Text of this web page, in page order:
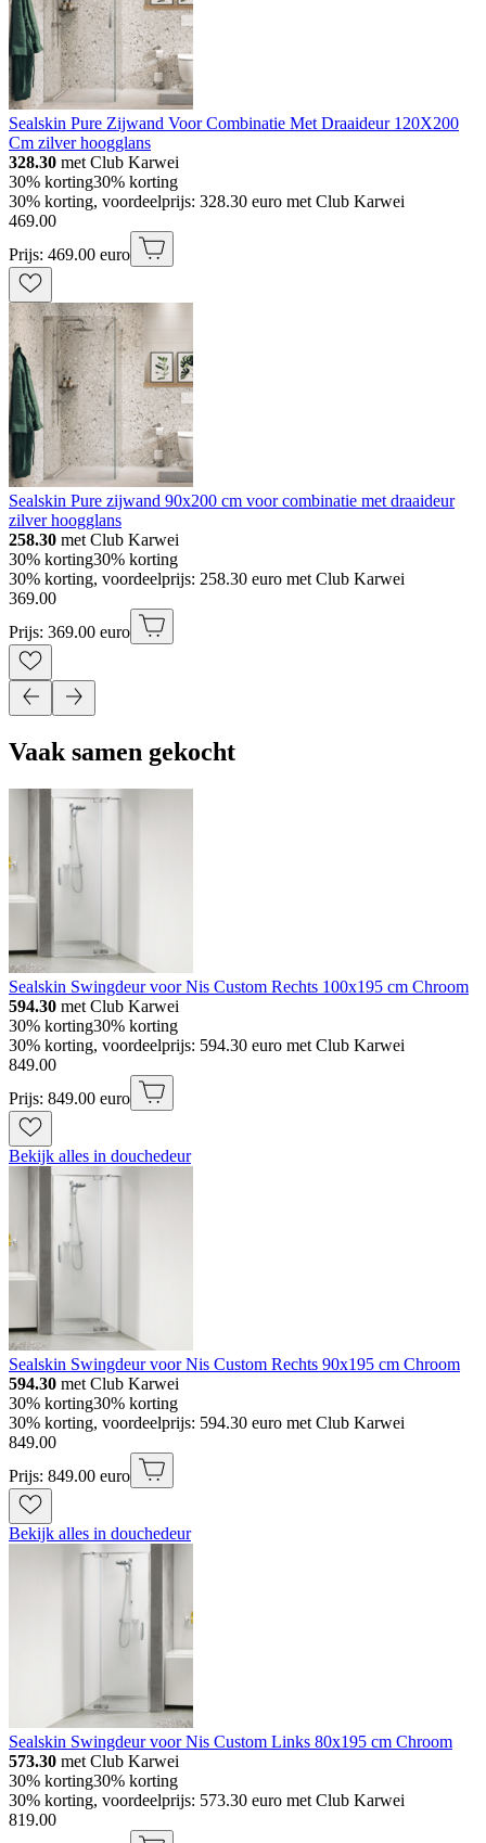
Sealskin Pure Zijwand Voor Combinatie Met Draaideur 120X200
Cm zilver hoogglans
328.30 met Club Karwei
30% korting30% korting
30% korting, voordeelprijs: 328.30 euro met Club Karwei
469.00
Prijs: 469.00 euro
Sealskin Pure zijwand 90x200 cm voor combinatie met draaideur
zilver hoogglans
258.30 met Club Karwei
30% korting30% korting
30% korting, voordeelprijs: 258.30 euro met Club Karwei
369.00
Prijs: 369.00 euro
Vaak samen gekocht
Sealskin Swingdeur voor Nis Custom Rechts 100x195 cm Chroom
594.30 met Club Karwei
30% korting30% korting
30% korting, voordeelprijs: 594.30 euro met Club Karwei
849.00
Prijs: 849.00 euro
Bekijk alles in douchedeur
Sealskin Swingdeur voor Nis Custom Rechts 90x195 cm Chroom
594.30 met Club Karwei
30% korting30% korting
30% korting, voordeelprijs: 594.30 euro met Club Karwei
849.00
Prijs: 849.00 euro
Bekijk alles in douchedeur
Sealskin Swingdeur voor Nis Custom Links 80x195 cm Chroom
573.30 met Club Karwei
30% korting30% korting
30% korting, voordeelprijs: 573.30 euro met Club Karwei
819.00